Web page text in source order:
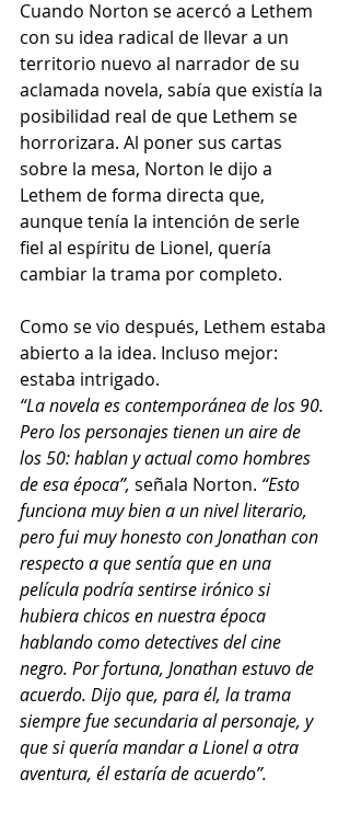
Cuando Norton se acercó a Lethem
con su idea radical de llevar a un
territorio nuevo al narrador de su
aclamada novela, sabía que existía la
posibilidad real de que Lethem se
horrorizara. Al poner sus cartas
sobre la mesa, Norton le dijo a
Lethem de forma directa que,
aunque tenía la intención de serle
fiel al espíritu de Lionel, quería
cambiar la trama por completo.
Como se vio después, Lethem estaba
abierto a la idea. Incluso mejor:
estaba intrigado.
“La novela es contemporánea de los 90.
Pero los personajes tienen un aire de
los 50: hablan y actual como hombres
de esa época”, señala Norton. “Esto
funciona muy bien a un nivel literario,
pero fui muy honesto con Jonathan con
respecto a que sentía que en una
película podría sentirse irónico si
hubiera chicos en nuestra época
hablando como detectives del cine
negro. Por fortuna, Jonathan estuvo de
acuerdo. Dijo que, para él, la trama
siempre fue secundaria al personaje, y
que si quería mandar a Lionel a otra
aventura, él estaría de acuerdo”.